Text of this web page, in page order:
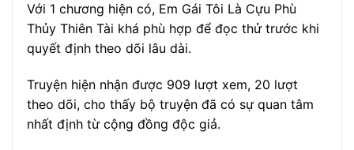
Với 1 chương hiện có, Em Gái Tôi Là Cựu Phù
Thủy Thiên Tài khá phù hợp để đọc thử trước khi
quyết định theo dõi lâu dài.
Truyện hiện nhận được 909 lượt xem, 20 lượt
theo dõi, cho thấy bộ truyện đã có sự quan tâm
nhất định từ cộng đồng độc giả.